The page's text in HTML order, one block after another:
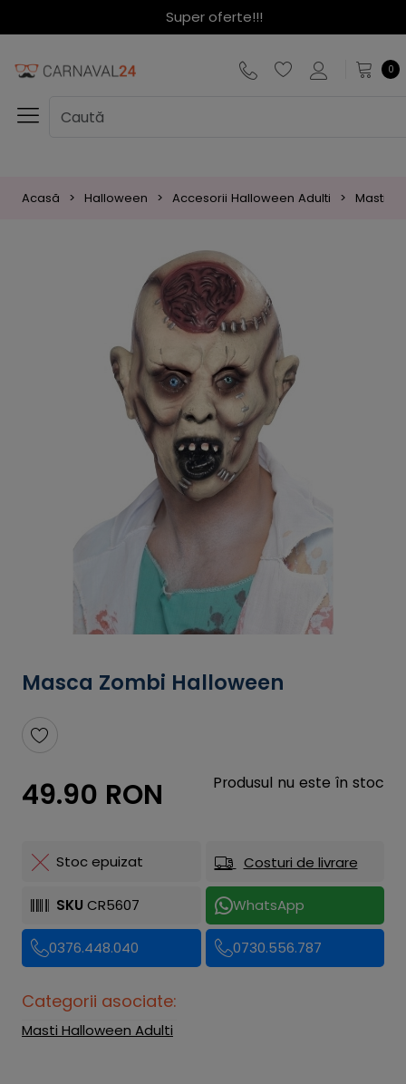
Super oferte!!!
0
Acasă Halloween Accesorii Halloween Adulti Masti
Masca Zombi Halloween
49.90 RON Produsul nu este în stoc
Stoc epuizat Costuri de livrare
SKU CR5607 WhatsApp
0376.448.040 0730.556.787
Categorii asociate:
Masti Halloween Adulti